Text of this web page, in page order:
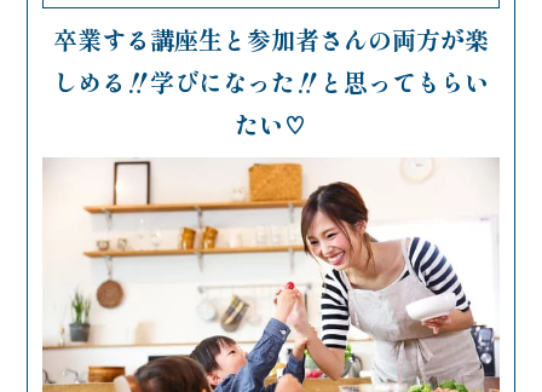
卒業する講座生と参加者さんの両方が楽
しめる‼️学びになった‼️と思ってもらい
たい♡